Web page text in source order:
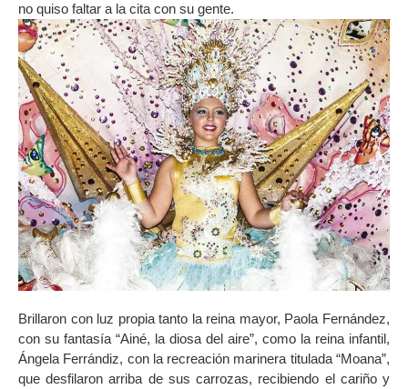
no quiso faltar a la cita con su gente.
Brillaron con luz propia tanto la reina mayor, Paola Fernández,
con su fantasía “Ainé, la diosa del aire”, como la reina infantil,
Ángela Ferrándiz, con la recreación marinera titulada “Moana”,
que desfilaron arriba de sus carrozas, recibiendo el cariño y